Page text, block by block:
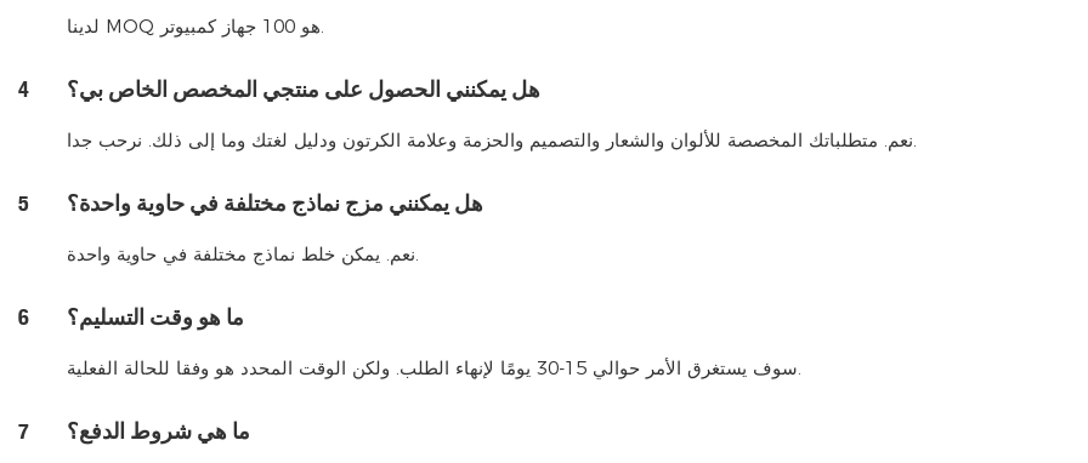
لدينا MOQ هو 100 جهاز كمبيوتر.
4 هل يمكنني الحصول على منتجي المخصص الخاص بي؟
نعم. متطلباتك المخصصة للألوان والشعار والتصميم والحزمة وعلامة الكرتون ودليل لغتك وما إلى ذلك. نرحب جدا.
5 هل يمكنني مزج نماذج مختلفة في حاوية واحدة؟
نعم. يمكن خلط نماذج مختلفة في حاوية واحدة.
6 ما هو وقت التسليم؟
سوف يستغرق الأمر حوالي 15-30 يومًا لإنهاء الطلب. ولكن الوقت المحدد هو وفقا للحالة الفعلية.
7 ما هي شروط الدفع؟